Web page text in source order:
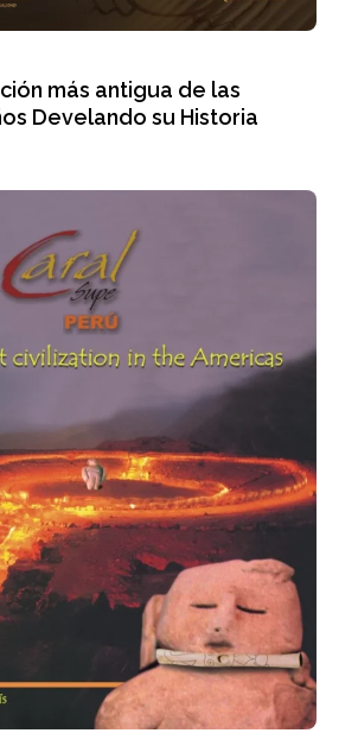
más antigua de las
Develando su Historia